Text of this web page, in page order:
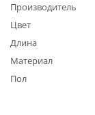
Производитель
Цвет
Длина
Материал
Пол